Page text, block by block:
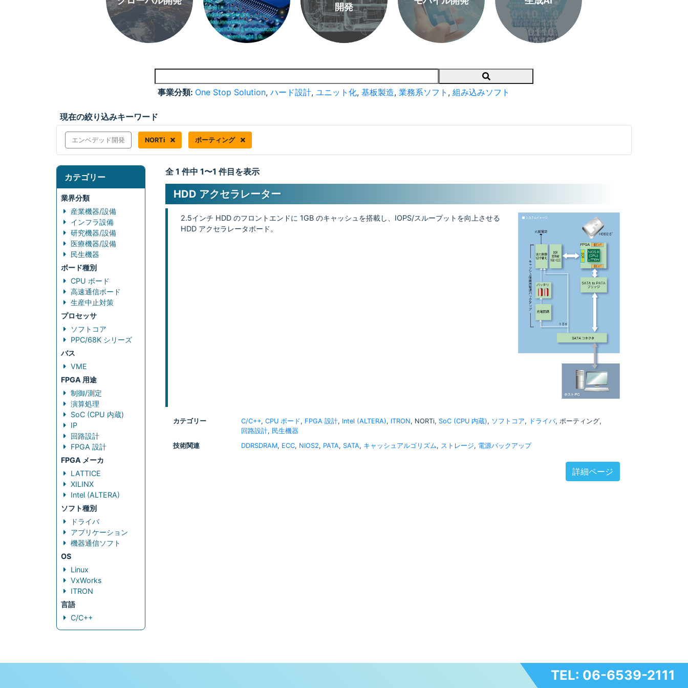
開発
Search
事業分類: One Stop Solution, ハード設計, ユニット化, 基板製造, 業務系ソフト , 組み込みソフト
現在の絞り込みキーワード
エンベデッド開発 NORTi ポーティング
カテゴリー
業界分類
産業機器/設備
インフラ設備
研究機器/設備
医療機器/設備
民生機器
ボード種別
CPU ボード
高速通信ボード
生産中止対策
プロセッサ
ソフトコア
PPC/68K シリーズ
バス
VME
FPGA 用途
制御/測定
演算処理
SoC (CPU 内蔵)
IP
回路設計
FPGA 設計
FPGA メーカ
LATTICE
XILINX
Intel (ALTERA)
ソフト種別
ドライバ
アプリケーション
機器通信ソフト
OS
Linux
VxWorks
ITRON
言語
C/C++
全 1 件中 1〜1 件目を表示
HDD アクセラレーター
2.5インチ HDD のフロントエンドに 1GB のキャッシュを搭載し、IOPS/スループットを向上させる
HDD アクセラレータボード。
カテゴリー C/C++, CPU ボード, FPGA 設計, Intel (ALTERA), ITRON, NORTi, SoC (CPU 内蔵), ソフトコア, ドライバ, ポーティング,
回路設計, 民生機器
技術関連
DDRSDRAM, ECC, NIOS2, PATA, SATA, キャッシュアルゴリズム, ストレージ, 電源バックアップ
詳細ページ
TEL: 06-6539-2111